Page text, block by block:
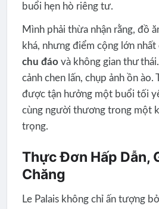
buổi hẹn hò riêng tư.
Mình phải thừa nhận rằng, đồ
khá, nhưng điểm cộng lớn nhất
chu đáovà không gian thư
cảnh chen lấn, chụp ảnh ồn ào.
được tận hưởng một buổi tối
cùng người thương trong một
trọng.
Thực Đơn Hấp Dẫn,
Chăng
Le Palais không chỉ ấn tượng